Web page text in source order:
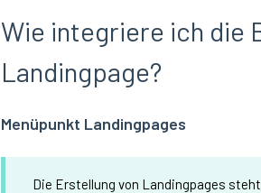
Wie integriere ich die
Landingpage?
Menüpunkt Landingpages
Die Erstellung von Landingpages